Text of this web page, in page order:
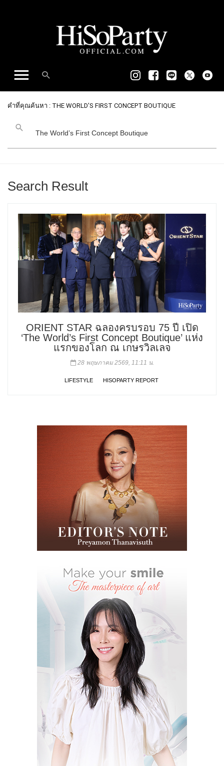
คำที่คุณค้นหา : THE WORLD’S FIRST CONCEPT BOUTIQUE
Search Result
ORIENT STAR ฉลองครบรอบ 75 ปี เปิด
‘The World’s First Concept Boutique’ แห่ง
แรกของโลก ณ เกษรวิลเลจ
28 พฤษภาคม 2569, 11:11 น.
LIFESTYLE HISOPARTY REPORT